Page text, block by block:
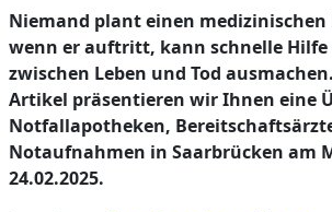
Niemand plant einen
wenn er auftritt, kann schnelle Hilfe
zwischen Leben und Tod
Artikel präsentieren wir Ihnen eine
Notfallapotheken,
Notaufnahmen in Saarbrücken am
24.02.2025.